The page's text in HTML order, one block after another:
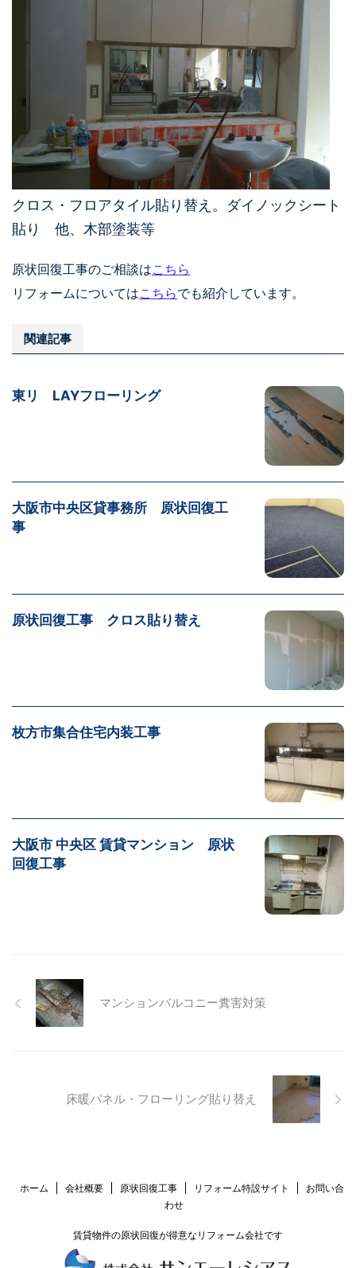
クロス・フロアタイル貼り替え。ダイノックシート
貼り 他、木部塗装等
原状回復工事のご相談はこちら
リフォームについてはこちらでも紹介しています。
関連記事
東リ LAYフローリング
大阪市中央区貸事務所 原状回復工
事
原状回復工事 クロス貼り替え
枚方市集合住宅内装工事
大阪市 中央区 賃貸マンション 原状
回復工事
マンションバルコニー糞害対策
床暖パネル・フローリング貼り替え
ホーム 会社概要 原状回復工事 リフォーム特設サイト
お問い合
わせ
賃貸物件の原状回復が得意なリフォーム会社です